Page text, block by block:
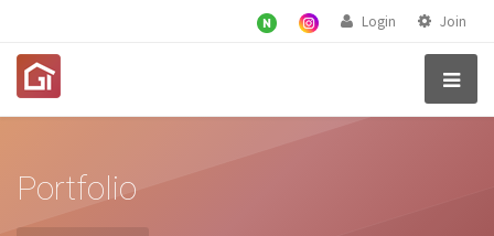
Login Join
Portfolio